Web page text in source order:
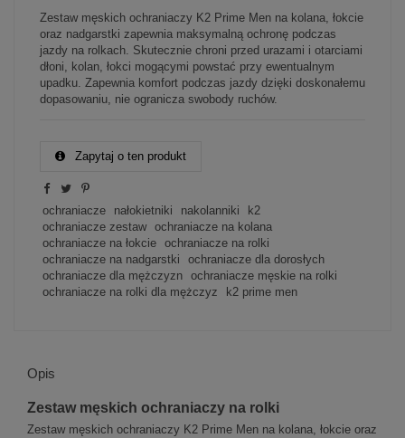
Zestaw męskich ochraniaczy K2 Prime Men na kolana, łokcie
oraz nadgarstki zapewnia maksymalną ochronę podczas
jazdy na rolkach. Skutecznie chroni przed urazami i otarciami
dłoni, kolan, łokci mogącymi powstać przy ewentualnym
upadku. Zapewnia komfort podczas jazdy dzięki doskonałemu
dopasowaniu, nie ogranicza swobody ruchów.
Zapytaj o ten produkt
ochraniacze nałokietniki nakolanniki
k2
ochraniacze zestaw
ochraniacze na kolana
ochraniacze na łokcie
ochraniacze na rolki
ochraniacze na nadgarstki
ochraniacze dla dorosłych
ochraniacze dla mężczyzn
ochraniacze męskie na rolki
ochraniacze na rolki dla mężczyz
k2 prime men
Opis
Zestaw męskich ochraniaczy na rolki
Zestaw męskich ochraniaczy K2 Prime Men na kolana, łokcie oraz